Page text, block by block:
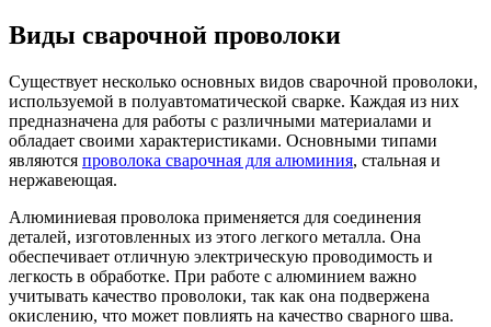
Виды сварочной проволоки
Существует несколько основных видов сварочной проволоки,
используемой в полуавтоматической сварке. Каждая из них
предназначена для работы с различными материалами и
обладает своими характеристиками. Основными типами
являются проволока сварочная для алюминия, стальная и
нержавеющая.
Алюминиевая проволока применяется для соединения
деталей, изготовленных из этого легкого металла. Она
обеспечивает отличную электрическую проводимость и
легкость в обработке. При работе с алюминием важно
учитывать качество проволоки, так как она подвержена
окислению, что может повлиять на качество сварного шва.